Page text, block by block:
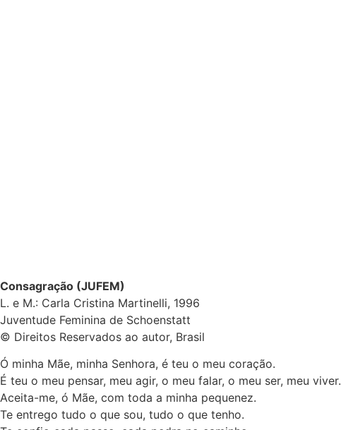
Consagração (JUFEM)
L. e M.: Carla Cristina Martinelli, 1996
Juventude Feminina de Schoenstatt
© Direitos Reservados ao autor, Brasil
Ó minha Mãe, minha Senhora, é teu o meu coração.
É teu o meu pensar, meu agir, o meu falar, o meu ser, meu viver.
Aceita-me, ó Mãe, com toda a minha pequenez.
Te entrego tudo o que sou, tudo o que tenho.